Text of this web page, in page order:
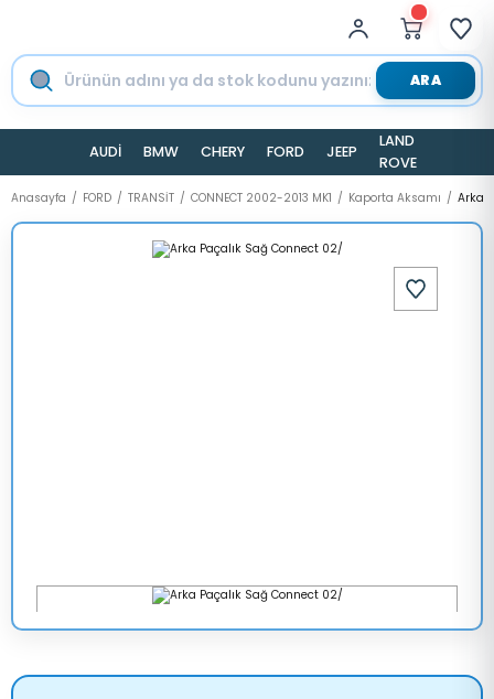
ARA
AUDİ BMW CHERY FORD JEEP
LAND
ROVER
Anasayfa FORD TRANSİT CONNECT 2002-2013 MK1 Kaporta Aksamı Arka